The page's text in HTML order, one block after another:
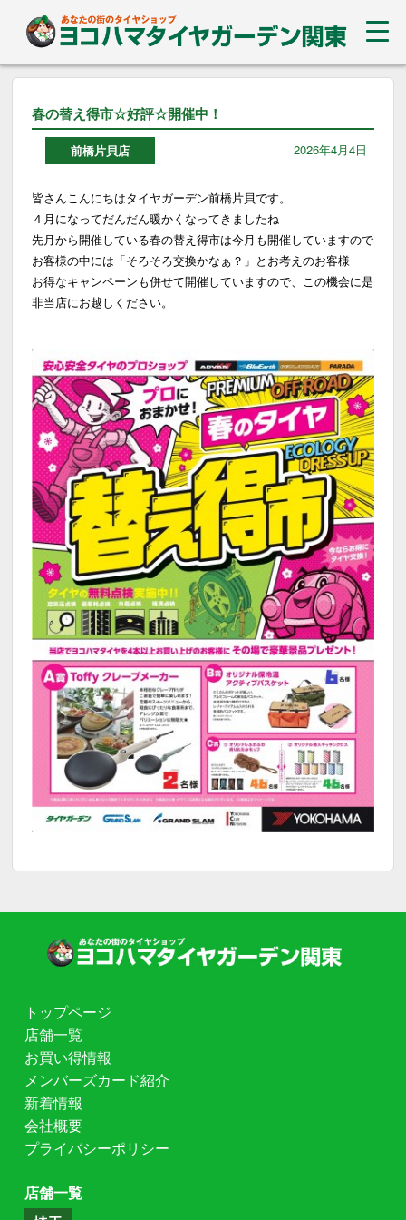
春の替え得市☆好評☆開催中！
前橋片貝店 2026年4月4日
皆さんこんにちはタイヤガーデン前橋片貝です。
４月になってだんだん暖かくなってきましたね
先月から開催している春の替え得市は今月も開催していますので
お客様の中には「そろそろ交換かなぁ？」とお考えのお客様
お得なキャンペーンも併せて開催していますので、この機会に是
非当店にお越しください。
トップページ
店舗一覧
お買い得情報
メンバーズカード紹介
新着情報
会社概要
プライバシーポリシー
店舗一覧